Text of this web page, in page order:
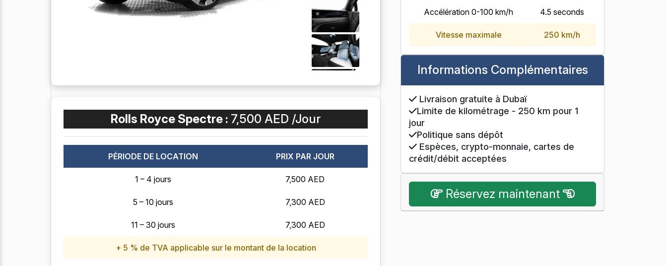
Rolls Royce Spectre : 7,500 AED /Jour
PÉRIODE DE LOCATION PRIX PAR JOUR
1 – 4 jours 7,500 AED
5 – 10 jours 7,300 AED
11 – 30 jours 7,300 AED
+ 5 % de TVA applicable sur le montant de la location
Accélération 0-100 km/h 4.5 seconds
Vitesse maximale 250 km/h
Informations Complémentaires
Livraison gratuite à Dubaï
Limite de kilométrage - 250 km pour 1
jour
Politique sans dépôt
Espèces, crypto-monnaie, cartes de
crédit/débit acceptées
Réservez maintenant